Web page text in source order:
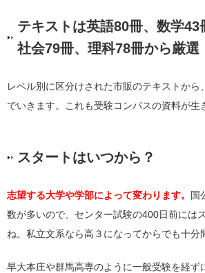
テキストは英語80冊、数学43
社会79冊、理科78冊から厳選
レベル別に区分けされた市販のテキストから
でいきます。これも受験コンパスの資料が生
スタートはいつから？
志望する大学や学部によって変わります。
国
数が多いので、センター試験の400日前には
ね。私立文系なら高３になってからでも十分
早大本庄や群馬高専のように一般受験を経ず